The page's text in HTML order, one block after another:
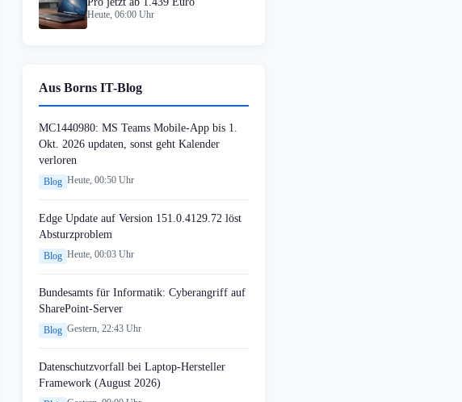
Heute, 06:00 Uhr
Aus Borns IT-Blog
MC1440980: MS Teams Mobile-App bis 1.
Okt. 2026 updaten, sonst geht Kalender
verloren
Blog Heute, 00:50 Uhr
Edge Update auf Version 151.0.4129.72 löst
Absturzproblem
Blog Heute, 00:03 Uhr
Bundesamts für Informatik: Cyberangriff auf
SharePoint-Server
Blog Gestern, 22:43 Uhr
Datenschutzvorfall bei Laptop-Hersteller
Framework (August 2026)